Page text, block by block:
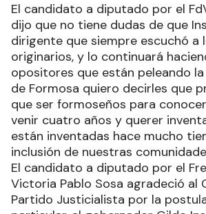
El candidato a diputado por el
dijo que no tiene dudas de que
dirigente que siempre escuchó a
originarios, y lo continuará
opositores que están peleando
de Formosa quiero decirles que
que ser formoseños para
venir cuatro años y querer
están inventadas hace mucho
inclusión de nuestras
El candidato a diputado por el
Victoria Pablo Sosa agradeció al
Partido Justicialista por la